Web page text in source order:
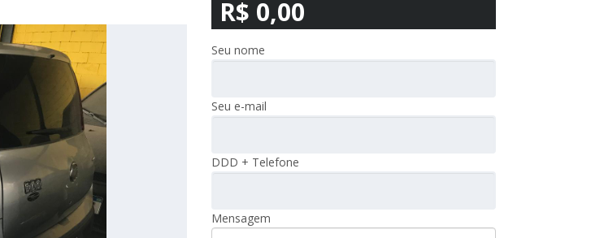
R$ 0,00
Seu nome
Seu e-mail
DDD + Telefone
Mensagem